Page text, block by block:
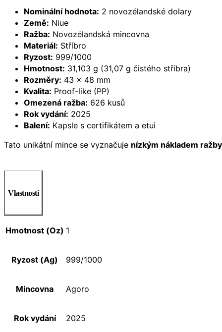
Nominální hodnota: 2 novozélandské dolary
Země: Niue
Ražba: Novozélandská mincovna
Materiál: Stříbro
Ryzost: 999/1000
Hmotnost: 31,103 g (31,07 g čistého stříbra)
Rozměry: 43 × 48 mm
Kvalita: Proof-like (PP)
Omezená ražba: 626 kusů
Rok vydání: 2025
Balení: Kapsle s certifikátem a etui
Tato unikátní mince se vyznačuje nízkým nákladem ražby
Vlastnosti
Hmotnost (Oz) 1
Ryzost (Ag) 999/1000
Mincovna Agoro
Rok vydání 2025